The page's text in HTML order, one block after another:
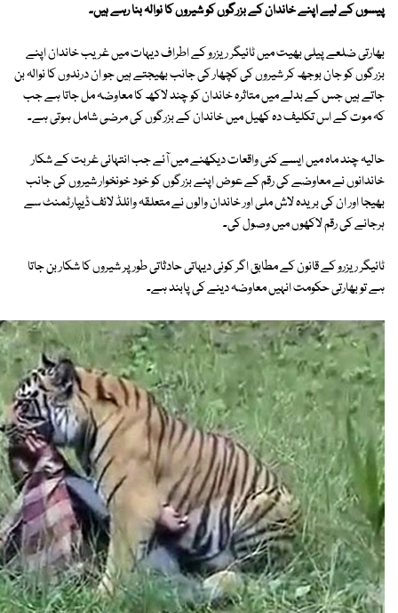
پیسوں کے لیے اپنے خاندان کے بزرگوں کو شیروں کا نوالہ بنا رہے ہیں۔
بھارتی ضلعے پیلی بھیت میں ٹائیگر ریزرو کے اطراف دیہات میں غریب خاندان اپنے
بزرگوں کو جان بوجھ کر شیروں کی کچھار کی جانب بھیجتے ہیں جو ان درندوں کا نوالہ بن
جاتے ہیں جس کے بدلے میں متاثرہ خاندان کو چند لاکھ کا معاوضہ مل جاتا ہے جب
کہ موت کے اس تکلیف دہ کھیل میں خاندان کے بزرگوں کی مرضی شامل ہوتی ہے۔
حالیہ چند ماہ میں ایسے کئی واقعات دیکھنے میں آئے جب انتہائی غربت کے شکار
خاندانوں نے معاوضے کی رقم کے عوض اپنے بزرگوں کو خود خونخوار شیروں کی جانب
بھیجا اور ان کی بریدہ لاش ملی اور خاندان والوں نے متعلقہ وائلڈ لائف ڈیپارٹمنٹ سے
ہرجانے کی رقم لاکھوں میں وصول کی۔
ٹائیگر ریزرو کے قانون کے مطابق اگر کوئی دیہاتی حادثاتی طور پر شیروں کا شکار بن جاتا
ہے تو بھارتی حکومت انہیں معاوضہ دینے کی پابند ہے۔